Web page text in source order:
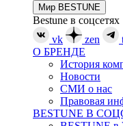
Мир BESTUNE
Bestune в соцсетях
vk
zen
О БРЕНДЕ
История
Новости
СМИ о нас
Правовая
BESTUNE В